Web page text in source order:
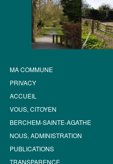
MA COMMUNE
PRIVACY
ACCUEIL
VOUS, CITOYEN
BERCHEM-SAINTE-AGATHE
NOUS, ADMINISTRATION
PUBLICATIONS
TRANSPARENCE